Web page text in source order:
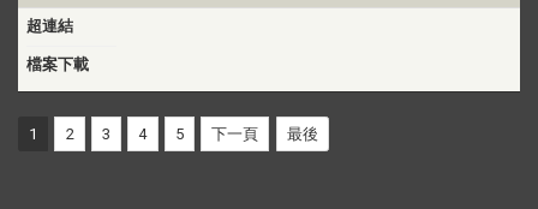
超連結
檔案下載
1 2 3 4 5 下一頁 最後